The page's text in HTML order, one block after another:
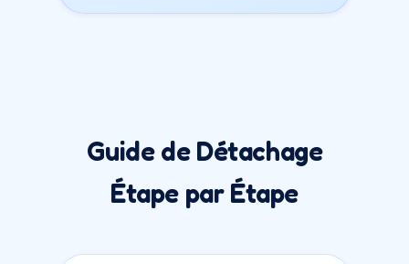
Guide de Détachage
Étape par Étape